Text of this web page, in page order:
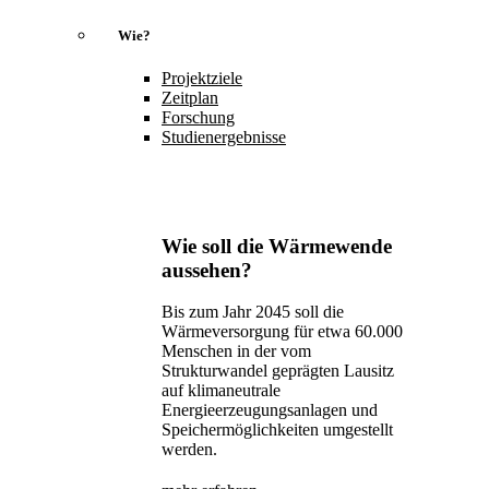
Wie?
Projektziele
Zeitplan
Forschung
Studienergebnisse
Wie soll die Wärmewende
aussehen?
Bis zum Jahr 2045 soll die
Wärmeversorgung für etwa 60.000
Menschen in der vom
Strukturwandel geprägten Lausitz
auf klimaneutrale
Energieerzeugungsanlagen und
Speichermöglichkeiten umgestellt
werden.